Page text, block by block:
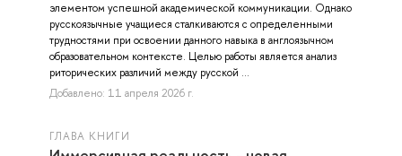
элементом успешной академической коммуникации. Однако
русскоязычные учащиеся сталкиваются с определенными
трудностями при освоении данного навыка в англоязычном
образовательном контексте. Целью работы является анализ
риторических различий между русской ...
Добавлено: 11 апреля 2026 г.
ГЛАВА КНИГИ